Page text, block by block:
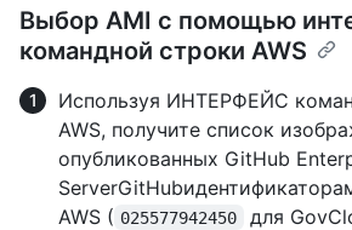
Выбор AMI с помощью
командной строки AWS
Используя ИНТЕРФЕЙС
AWS, получите список
опубликованных GitHub
AWS ( 025577942450 для